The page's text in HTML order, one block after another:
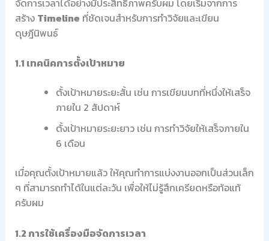
สร้าง Timeline ที่ชัดเจนสำหรับการทำวิจัยและเขียน
ดุษฎีนิพนธ์
1.1 เทคนิคการตั้งเป้าหมาย
ตั้งเป้าหมายระยะสั้น เช่น การเขียนบทที่หนึ่งให้เสร็จ
ภายใน 2 สัปดาห์
ตั้งเป้าหมายระยะยาว เช่น การทำวิจัยให้เสร็จภายใน
6 เดือน
เมื่อคุณตั้งเป้าหมายแล้ว ให้คุณทำการแบ่งงานออกเป็นส่วนเล็ก
ๆ ที่สามารถทำได้ในแต่ละวัน เพื่อให้ไม่รู้สึกเครียดหรือท้อแท้
ครับผม
1.2 การใช้เครื่องมือจัดการเวลา